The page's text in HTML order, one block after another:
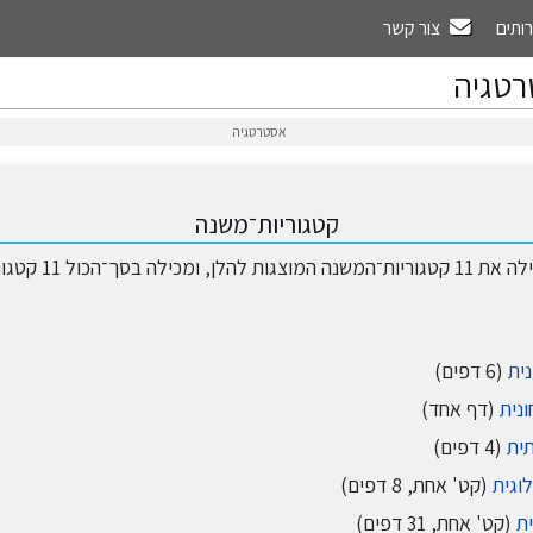
צור קשר
אסטרטגיה
קטגוריות־משנה
11 קטגוריות־משנה.
(6 דפים)
(דף אחד)
(4 דפים)
(קט' אחת, 8 דפים)
(קט' אחת, 31 דפים)